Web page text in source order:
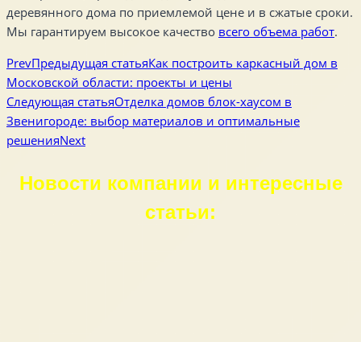
деревянного дома по приемлемой цене и в сжатые сроки.
Мы гарантируем высокое качество всего объема работ.
PrevПредыдущая статьяКак построить каркасный дом в
Московской области: проекты и цены
Следующая статьяОтделка домов блок-хаусом в
Звенигороде: выбор материалов и оптимальные
решенияNext
Новости компании и интересные
статьи: